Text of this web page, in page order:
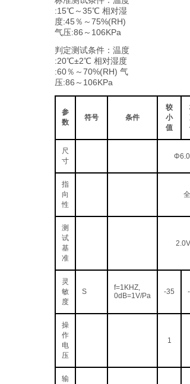
:15℃～35℃ 相对湿
度:45％～75%(RH)
气压:86～106KPa
判定测试条件：温度
:20℃±2℃ 相对湿度
:60％～70%(RH) 气
压:86～106KPa
参
数
符号 条件
较
小
值
尺
寸
指
向
性
测
试
基
准
灵
敏
度
S
f=1KHZ,
0dB=1V/Pa
-35
操
作
电
压
1
输